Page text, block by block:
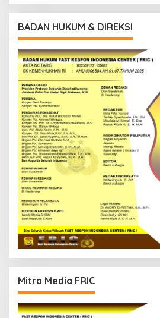
BADAN HUKUM & DIREKSI
Mitra Media FRIC